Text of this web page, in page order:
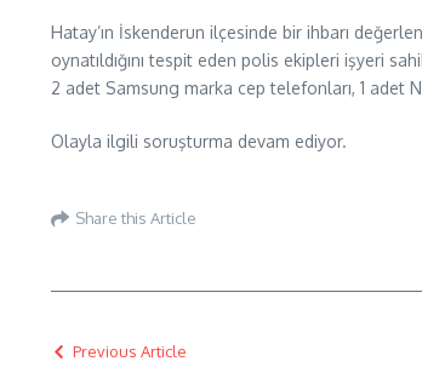
Hatay’ın İskenderun ilçesinde bir ihbarı
oynatıldığını tespit eden polis ekipleri işyeri
2 adet Samsung marka cep telefonları, 1 adet
Olayla ilgili soruşturma devam ediyor.
Share this Article
Previous Article